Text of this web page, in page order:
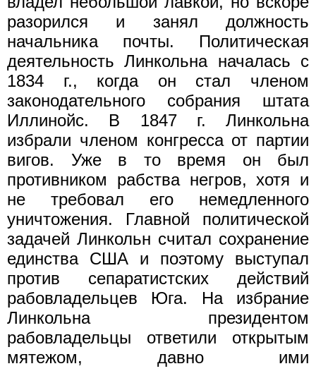
разорился и занял должность
начальника почты. Политическая
деятельность Линкольна началась с
1834 г., когда он стал членом
законодательного собрания штата
Иллинойс. В 1847 г. Линкольна
избрали членом конгресса от партии
вигов. Уже в то время он был
противником рабства негров, хотя и
не требовал его немедленного
уничтожения. Главной политической
задачей Линкольн считал сохранение
единства США и поэтому выступал
против сепаратистских действий
рабовладельцев Юга. На избрание
Линкольна президентом
рабовладельцы ответили открытым
мятежом, давно ими